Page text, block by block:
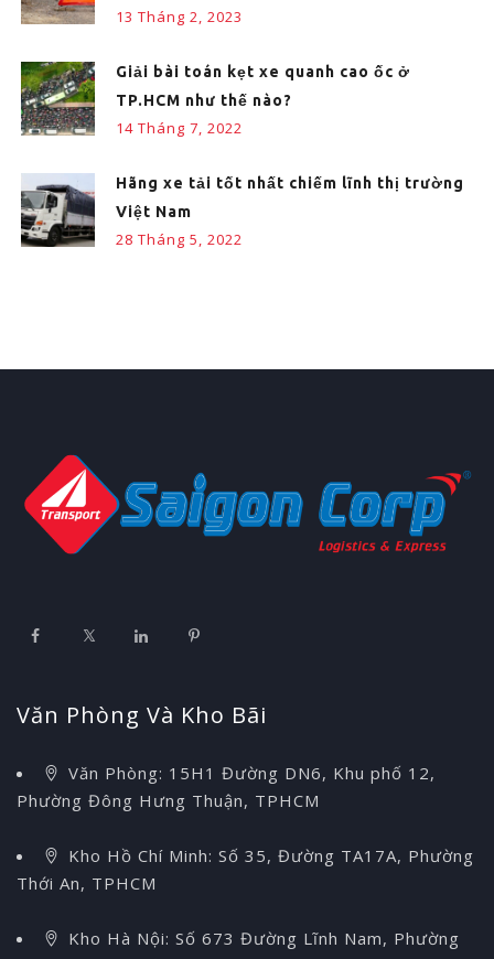
13 Tháng 2, 2023
Giải bài toán kẹt xe quanh cao ốc ở
TP.HCM như thế nào?
14 Tháng 7, 2022
Hãng xe tải tốt nhất chiếm lĩnh thị trường
Việt Nam
28 Tháng 5, 2022
Văn Phòng Và Kho Bãi
Văn Phòng: 15H1 Đường DN6, Khu phố 12,
Phường Đông Hưng Thuận, TPHCM
Kho Hồ Chí Minh: Số 35, Đường TA17A, Phường
Thới An, TPHCM
Kho Hà Nội: Số 673 Đường Lĩnh Nam, Phường